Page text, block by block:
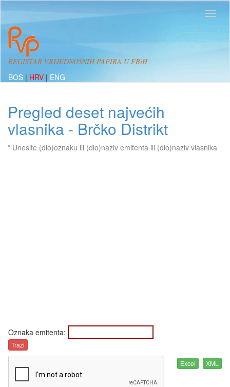
REGISTAR VRIJEDNOSNIH PAPIRA U FBiH
BOS | HRV | ENG
Pregled deset najvećih
vlasnika - Brčko Distrikt
* Unesite (dio)oznaku ili (dio)naziv emitenta ili (dio)naziv vlasnika
Oznaka emitenta: